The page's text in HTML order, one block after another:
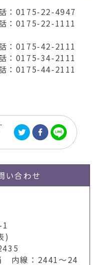
0175-22-4947
0175-22-1111
0175-42-2111
0175-34-2111
0175-44-2111
い合わせ
)
内線：2441～24